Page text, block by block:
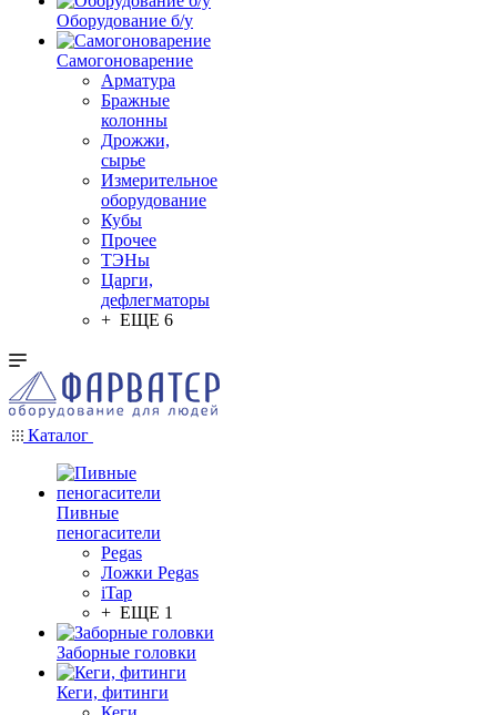
Оборудование б/у
Самогоноварение
Арматура
Бражные
колонны
Дрожжи,
сырье
Измерительное
оборудование
Кубы
Прочее
ТЭНы
Царги,
дефлегматоры
+ ЕЩЕ 6
Каталог
Пивные
пеногасители
Pegas
Ложки Pegas
iTap
+ ЕЩЕ 1
Заборные головки
Кеги, фитинги